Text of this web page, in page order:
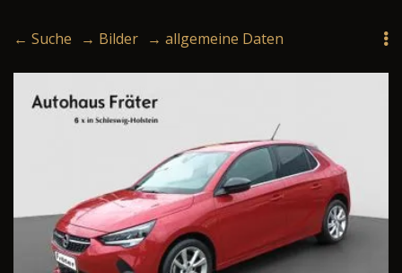
← Suche → Bilder → allgemeine Daten